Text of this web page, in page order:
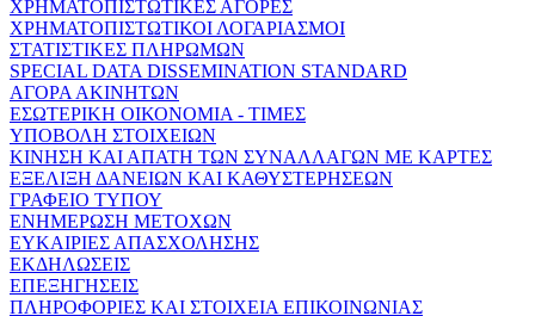
ΧΡΗΜΑΤΟΠΙΣΤΩΤΙΚΕΣ ΑΓΟΡΕΣ
ΧΡΗΜΑΤΟΠΙΣΤΩΤΙΚΟΙ ΛΟΓΑΡΙΑΣΜΟΙ
ΣΤΑΤΙΣΤΙΚΕΣ ΠΛΗΡΩΜΩΝ
SPECIAL DATA DISSEMINATION STANDARD
ΑΓΟΡΑ ΑΚΙΝΗΤΩΝ
ΕΣΩΤΕΡΙΚΗ ΟΙΚΟΝΟΜΙΑ - ΤΙΜΕΣ
ΥΠΟΒΟΛΗ ΣΤΟΙΧΕΙΩΝ
ΚΙΝΗΣΗ ΚΑΙ ΑΠΑΤΗ ΤΩΝ ΣΥΝΑΛΛΑΓΩΝ ΜΕ ΚΑΡΤΕΣ
ΕΞΕΛΙΞΗ ΔΑΝΕΙΩΝ ΚΑΙ ΚΑΘΥΣΤΕΡΗΣΕΩΝ
ΓΡΑΦΕΙΟ ΤΥΠΟΥ
ΕΝΗΜΕΡΩΣΗ ΜΕΤΟΧΩΝ
ΕΥΚΑΙΡΙΕΣ ΑΠΑΣΧΟΛΗΣΗΣ
ΕΚΔΗΛΩΣΕΙΣ
ΕΠΕΞΗΓΗΣΕΙΣ
ΠΛΗΡΟΦΟΡΙΕΣ ΚΑΙ ΣΤΟΙΧΕΙΑ ΕΠΙΚΟΙΝΩΝΙΑΣ